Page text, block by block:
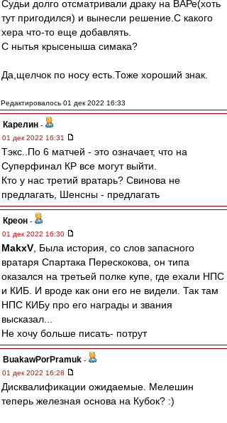
Судьи долго отсматривали драку на ВАРе(хоть
тут пригодился) и вынесли решение.С какого
хера что-то еще добавлять.
С нытья крысеныша симака?
Да,щелчок по носу есть.Тоже хороший знак.
Редактировалось 01 дек 2022 16:33
Карелин -
01 дек 2022 16:31
Тэкс..По 6 матчей - это означает, что на
Суперфинал КР все могут выйти.
Кто у нас третий вратарь? Свинова не
предлагать, Шенсны - предлагать
Креон -
01 дек 2022 16:30
MakxV , Была история, со слов запасного
вратаря Спартака Перескокова, он типа
оказался на третьей полке купе, где ехали НПС
и КИБ. И вроде как они его не видели. Так там
НПС КИБу про его награды и звания
высказал...
Не хочу больше писать- потрут
BuakawPorPramuk -
01 дек 2022 16:28
Дисквалификации ожидаемые. Мелешин
теперь железная основа на Кубок? :)